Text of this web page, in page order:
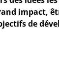
impact,
de